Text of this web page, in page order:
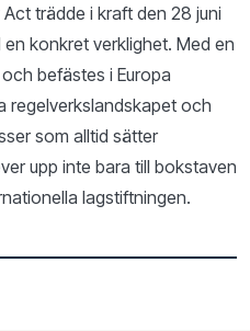
trädde i kraft den 28 juni
konkret verklighet. Med en
befästes i Europa
regelverkslandskapet och
som alltid sätter
upp inte bara till bokstaven
lagstiftningen.